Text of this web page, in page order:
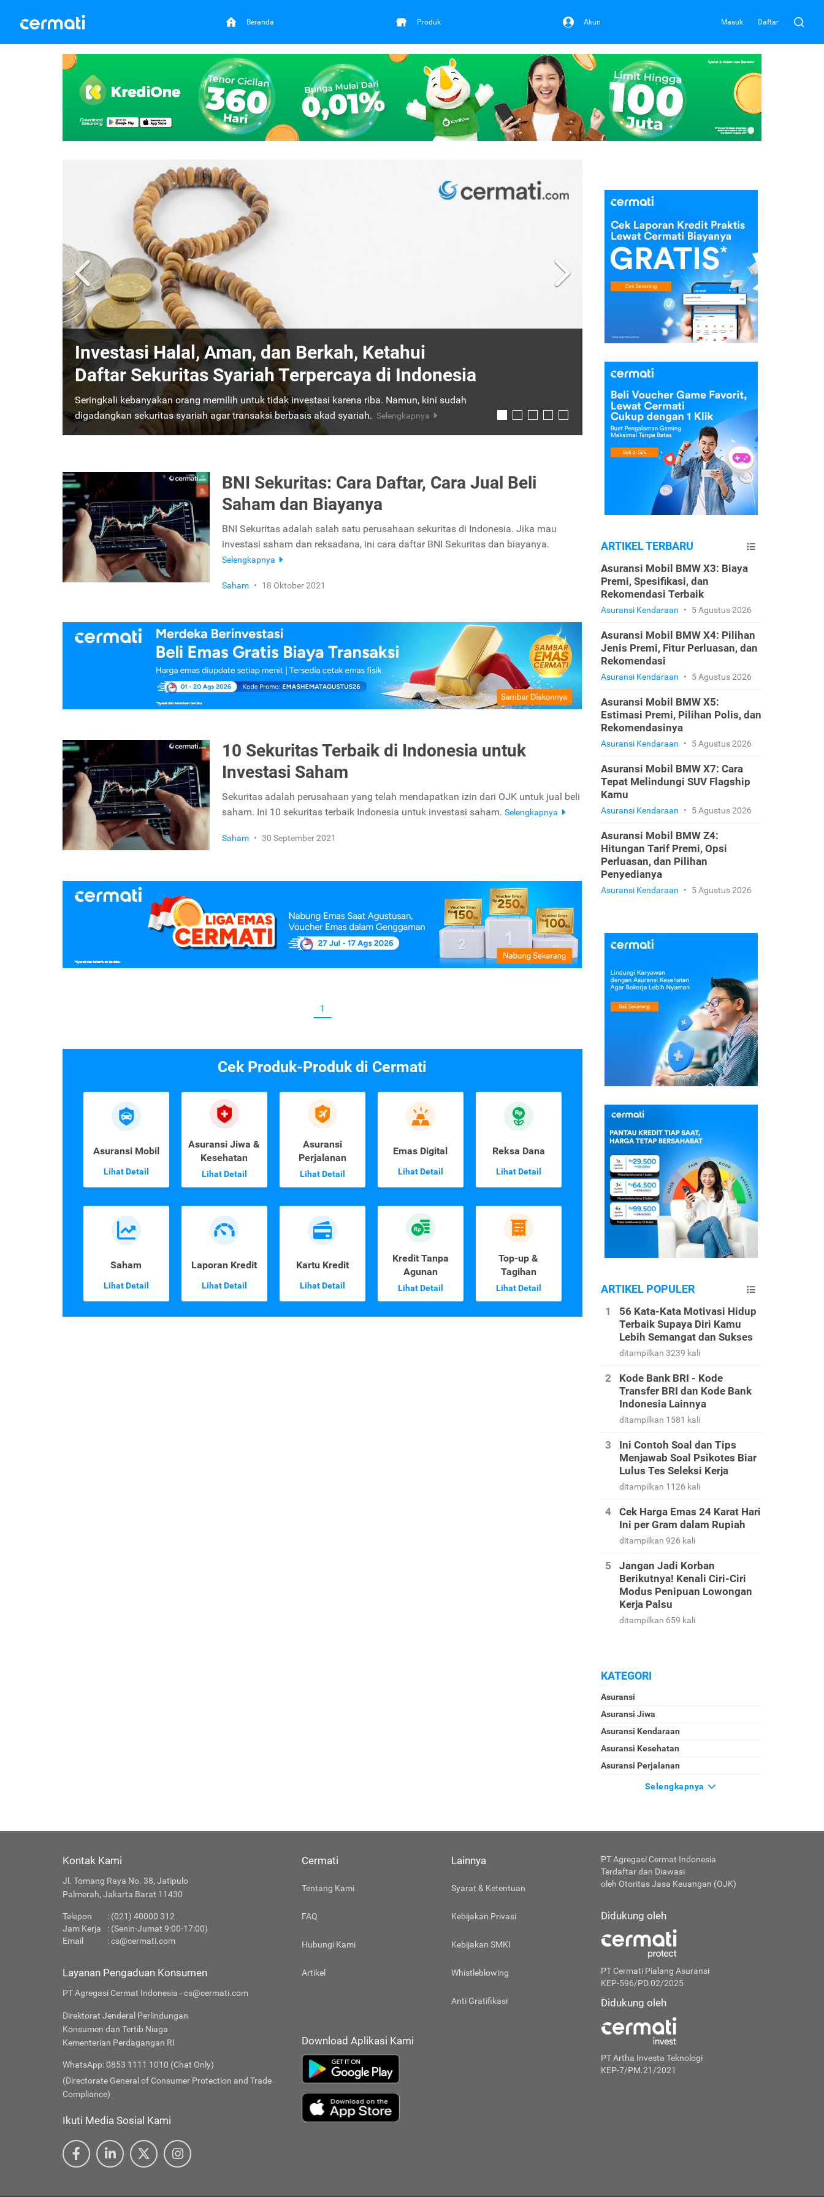
Beranda Produk Akun Masuk Daftar
Investasi Halal, Aman, dan Berkah, Ketahui
Daftar Sekuritas Syariah Terpercaya di Indonesia
Seringkali kebanyakan orang memilih untuk tidak investasi karena riba. Namun, kini sudah
digadangkan sekuritas syariah agar transaksi berbasis akad syariah. Selengkapnya
Profil Reliance Sekuritas, Perusahaan Sekuritas
Terbuka dan Terjamin Keamanannya bagi
Investor
Reliance Sekuritas merupakan sekuritas yang dapat diintip saat bermain saham. Untuk itu,
perlu adanya pengetahuan mendalam tentang Reliance Sekuritas. Selengkapnya
Previous Next
BNI Sekuritas: Cara Daftar, Cara Jual Beli
Saham dan Biayanya
BNI Sekuritas adalah salah satu perusahaan sekuritas di Indonesia. Jika mau
investasi saham dan reksadana, ini cara daftar BNI Sekuritas dan biayanya.
Selengkapnya
Saham • 18 Oktober 2021
10 Sekuritas Terbaik di Indonesia untuk
Investasi Saham
Sekuritas adalah perusahaan yang telah mendapatkan izin dari OJK untuk jual beli
saham. Ini 10 sekuritas terbaik Indonesia untuk investasi saham. Selengkapnya
Saham • 30 September 2021
1
Cek Produk-Produk di Cermati
Asuransi Mobil
Lihat Detail
Asuransi Jiwa &
Kesehatan
Lihat Detail
Asuransi
Perjalanan
Lihat Detail
Emas Digital
Lihat Detail
Reksa Dana
Lihat Detail
Saham
Lihat Detail
Laporan Kredit
Lihat Detail
Kartu Kredit
Lihat Detail
Kredit Tanpa
Agunan
Lihat Detail
Top-up &
Tagihan
Lihat Detail
ARTIKEL TERBARU
Asuransi Mobil BMW X3: Biaya
Premi, Spesifikasi, dan
Rekomendasi Terbaik
Asuransi Kendaraan • 5 Agustus 2026
Asuransi Mobil BMW X4: Pilihan
Jenis Premi, Fitur Perluasan, dan
Rekomendasi
Asuransi Kendaraan • 5 Agustus 2026
Asuransi Mobil BMW X5:
Estimasi Premi, Pilihan Polis, dan
Rekomendasinya
Asuransi Kendaraan • 5 Agustus 2026
Asuransi Mobil BMW X7: Cara
Tepat Melindungi SUV Flagship
Kamu
Asuransi Kendaraan • 5 Agustus 2026
Asuransi Mobil BMW Z4:
Hitungan Tarif Premi, Opsi
Perluasan, dan Pilihan
Penyedianya
Asuransi Kendaraan • 5 Agustus 2026
ARTIKEL POPULER
56 Kata-Kata Motivasi Hidup
Terbaik Supaya Diri Kamu
Lebih Semangat dan Sukses
ditampilkan 3239 kali
Kode Bank BRI - Kode
Transfer BRI dan Kode Bank
Indonesia Lainnya
ditampilkan 1581 kali
Ini Contoh Soal dan Tips
Menjawab Soal Psikotes Biar
Lulus Tes Seleksi Kerja
ditampilkan 1126 kali
Cek Harga Emas 24 Karat Hari
Ini per Gram dalam Rupiah
ditampilkan 926 kali
Jangan Jadi Korban
Berikutnya! Kenali Ciri-Ciri
Modus Penipuan Lowongan
Kerja Palsu
ditampilkan 659 kali
KATEGORI
Asuransi
Asuransi Jiwa
Asuransi Kendaraan
Asuransi Kesehatan
Asuransi Perjalanan
Selengkapnya
Kontak Kami
Jl. Tomang Raya No. 38, Jatipulo
Palmerah, Jakarta Barat 11430
Telepon
: (021) 40000 312
Jam Kerja
: (Senin-Jumat 9:00-17:00)
Email
:cs@cermati.com
Layanan Pengaduan Konsumen
PT Agregasi Cermat Indonesia - cs@cermati.com
Direktorat Jenderal Perlindungan
Konsumen dan Tertib Niaga
Kementerian Perdagangan RI
WhatsApp: 0853 1111 1010 (Chat Only)
(Directorate General of Consumer Protection and Trade
Compliance)
Ikuti Media Sosial Kami
Cermati
Tentang Kami
FAQ
Hubungi Kami
Artikel
Lainnya
Syarat & Ketentuan
Kebijakan Privasi
Kebijakan SMKI
Whistleblowing
Anti Gratifikasi
Download Aplikasi Kami
PT Agregasi Cermat Indonesia
Terdaftar dan Diawasi
oleh Otoritas Jasa Keuangan (OJK)
Didukung oleh
PT Cermati Pialang Asuransi
KEP-596/PD.02/2025
Didukung oleh
PT Artha Investa Teknologi
KEP-7/PM.21/2021